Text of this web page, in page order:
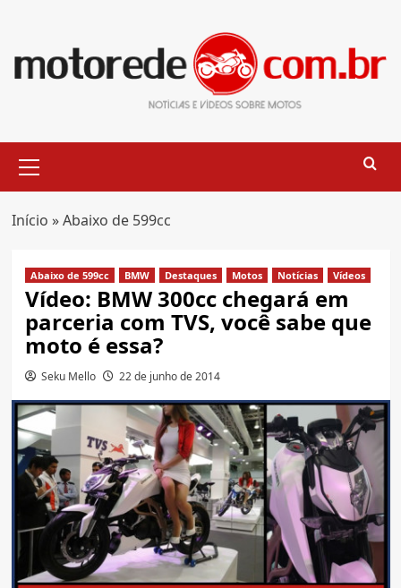
content
Menu
Início »Abaixo de 599cc
Abaixo de 599cc BMW Destaques Motos Notícias Vídeos
Vídeo: BMW 300cc chegará em
parceria com TVS, você sabe que
moto é essa?
Seku Mello 22 de junho de 2014